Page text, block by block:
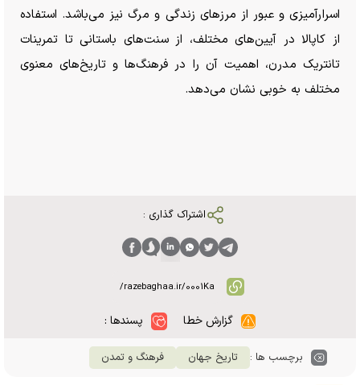
اسرارآمیزی و عبور از مرز‌های زندگی و مرگ نیز می‌باشد. استفاده
از کاپالا در آیین‌های مختلف، از سنت‌های باستانی تا تمرینات
تانتریک مدرن، اهمیت آن را در فرهنگ‌ها و تاریخ‌های معنوی
مختلف به خوبی نشان می‌دهد.
اشتراک گذاری :
گزارش خطا پسندها :
برچسب ها : تاریخ جهان فرهنگ و تمدن